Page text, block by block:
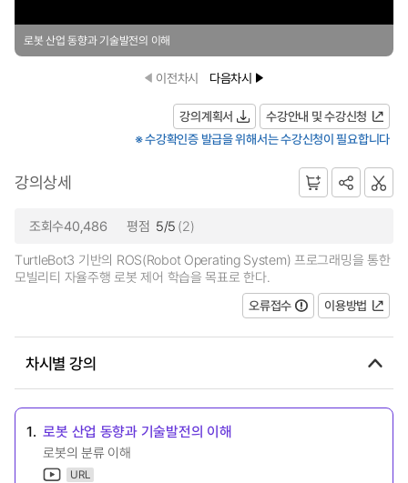
로봇 산업 동향과 기술발전의 이해
이전차시 다음차시
강의계획서
수강안내 및 수강신청
※ 수강확인증 발급을 위해서는 수강신청이 필요합니다
강의상세
조회수40,486 평점 5/5 (2)
TurtleBot3 기반의 ROS(Robot Operating System) 프로그래밍을 통한
모빌리티 자율주행 로봇 제어 학습을 목표로 한다.
오류접수
이용방법
차시별 강의
1. 로봇 산업 동향과 기술발전의 이해
로봇의 분류 이해
URL